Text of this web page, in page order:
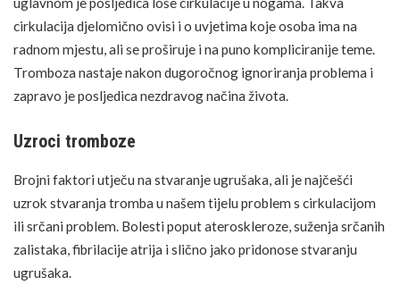
cirkulacija djelomično ovisi i o uvjetima koje osoba ima na
radnom mjestu, ali se proširuje i na puno kompliciranije teme.
Tromboza nastaje nakon dugoročnog ignoriranja problema i
zapravo je posljedica nezdravog načina života.
Uzroci tromboze
Brojni faktori utječu na stvaranje ugrušaka, ali je najčešći
uzrok stvaranja tromba u našem tijelu problem s cirkulacijom
ili srčani problem. Bolesti poput ateroskleroze, suženja srčanih
zalistaka, fibrilacije atrija i slično jako pridonose stvaranju
ugrušaka.